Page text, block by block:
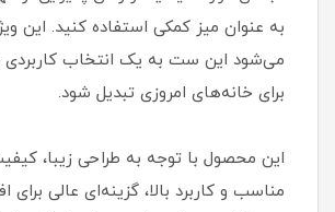
به عنوان میز کمکی استفاده کنید. این
می‌شود این ست به یک انتخاب کاربردی
برای خانه‌های امروزی تبدیل شود.
این محصول با توجه به طراحی زیبا،
مناسب و کاربرد بالا، گزینه‌ای عالی